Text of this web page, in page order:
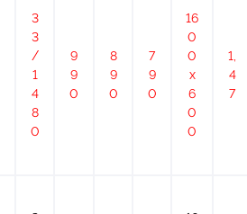
3
3
/
1
4
8
0
9
9
0
8
9
0
7
9
0
16
0
0
х
6
0
0
1,
4
7